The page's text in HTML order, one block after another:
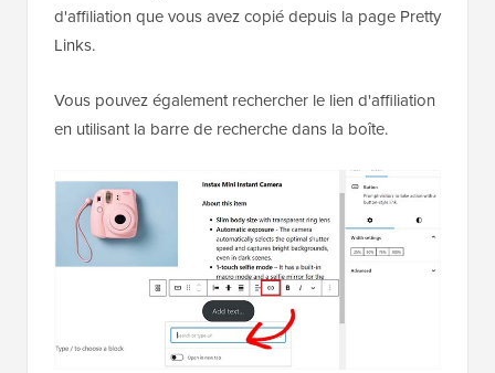
d'affiliation que vous avez copié depuis la page Pretty
Links.
Vous pouvez également rechercher le lien d'affiliation
en utilisant la barre de recherche dans la boîte.